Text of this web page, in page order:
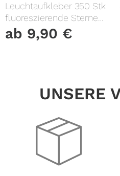
Leuchtaufkleber 350 Stk
fluoreszierende Sterne
und Punkte leuchten im
Dunklen Kinderzimmer
ab 9,90 €
UNSERE